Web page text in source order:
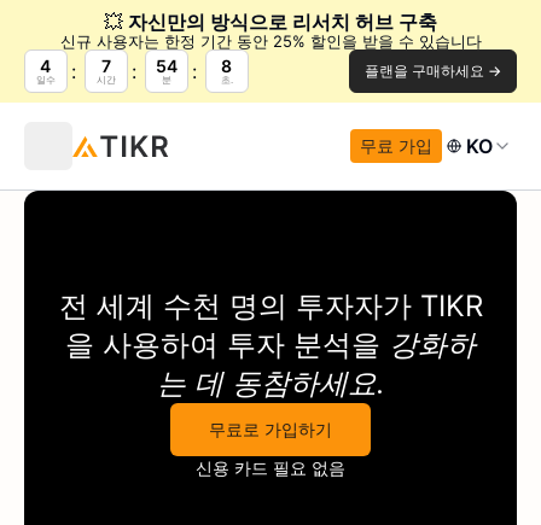
💥 자신만의 방식으로 리서치 허브 구축
신규 사용자는 한정 기간 동안 25% 할인을 받을 수 있습니다
4
일수
7
시간
54
분
8
초. 플랜을 구매하세요 →
무료 가입 KO
전 세계 수천 명의 투자자가 TIKR
을 사용하여 투자 분석을 강화하
는 데 동참하세요.
무료로 가입하기
신용 카드 필요 없음